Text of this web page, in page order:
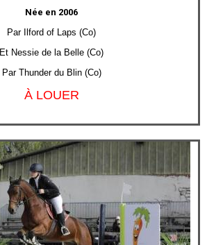
Née en 2006
Par Ilford of Laps (Co)
Et Nessie de la Belle (Co)
Par Thunder du Blin (Co)
À LOUER